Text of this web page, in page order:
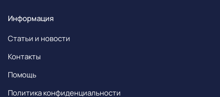
Информация
Статьи и новости
Контакты
Помощь
Политика конфиденциальности